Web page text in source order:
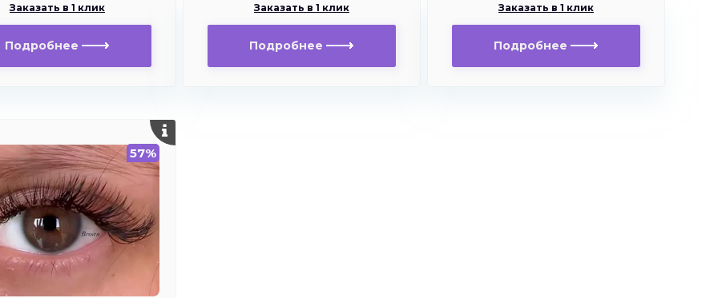
Заказать в 1 клик
Подробнее
Заказать в 1 клик
Подробнее
Заказать в 1 клик
Подробнее
57%